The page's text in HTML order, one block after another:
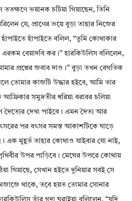
ভয়ানক চটিয়া গিয়াছেন, তিনি
যে, প্রাণের ভয়ে বুড়া তাহার নিজের
হাঁপাইতে হাঁপাইতে বলিল, “তুমি কোথাকার
এরকম বেয়াদবি কর।” হারকিউলিস বলিলেন,
প্রশ্নের জবাব দাও।” বুড়া তখন বেগতিক
তোমার কাজটি উদ্ধার হইবে, আমি তার
সমুদ্রতীর ধরিয়া বরাবর চলিয়া
দৈত্যের দেখা পাইবে। এমন দৈত্য আর
পর বৎসর সমস্ত আকাশটিকে ঘাড়ে
এক মুহূর্ত তাহার কোথাও যাইবার যো নাই,
উপর পাড়িবে। মেঘের উপরে কোথায়
গিয়াছে, সেখান হইতে দুনিয়ার সবই সে
থাকে, তবে হয়ত তোমার সোনার